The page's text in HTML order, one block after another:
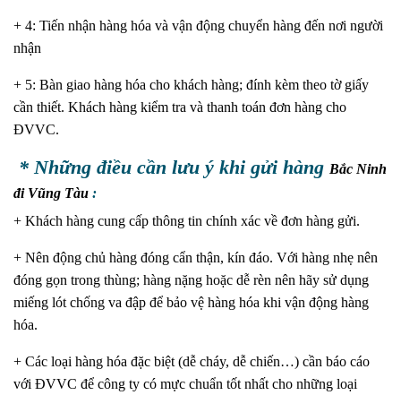
+ 4: Tiến nhận hàng hóa và vận động chuyển hàng đến nơi người
nhận
+ 5: Bàn giao hàng hóa cho khách hàng; đính kèm theo tờ giấy
cần thiết. Khách hàng kiểm tra và thanh toán đơn hàng cho
ĐVVC.
* Những điều cần lưu ý khi gửi hàng Bắc Ninh
đi Vũng Tàu :
+ Khách hàng cung cấp thông tin chính xác về đơn hàng gửi.
+ Nên động chủ hàng đóng cẩn thận, kín đáo. Với hàng nhẹ nên
đóng gọn trong thùng; hàng nặng hoặc dễ rèn nên hãy sử dụng
miếng lót chống va đập để bảo vệ hàng hóa khi vận động hàng
hóa.
+ Các loại hàng hóa đặc biệt (dễ cháy, dễ chiến…) cần báo cáo
với ĐVVC để công ty có mực chuẩn tốt nhất cho những loại